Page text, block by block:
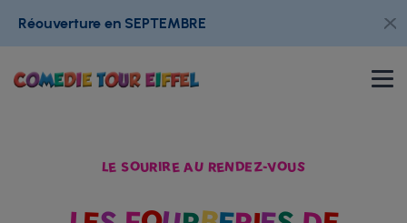
Réouverture en SEPTEMBRE
LE SOURIRE AU RENDEZ-VOUS